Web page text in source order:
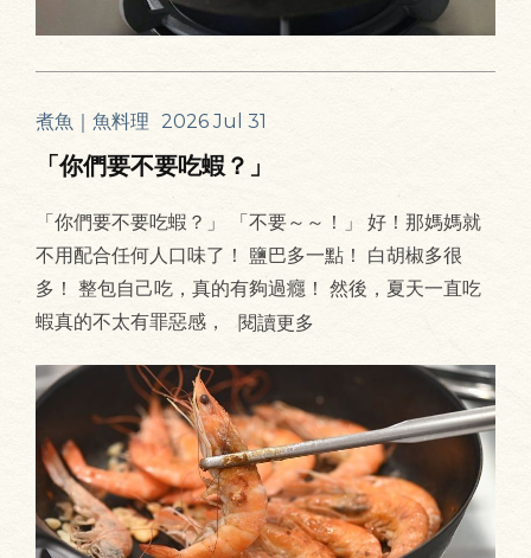
煮魚｜魚料理 2026 Jul 31
「你們要不要吃蝦？」
「你們要不要吃蝦？」 「不要～～！」 好！那媽媽就
不用配合任何人口味了！ 鹽巴多一點！ 白胡椒多很
多！ 整包自己吃，真的有夠過癮！ 然後，夏天一直吃
蝦真的不太有罪惡感，
閱讀更多